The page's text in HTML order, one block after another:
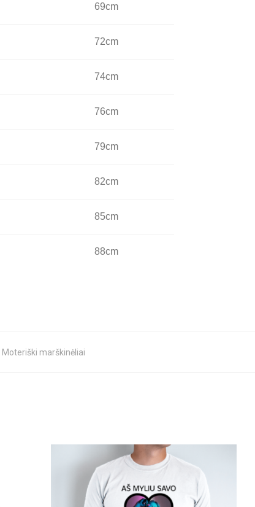
69cm
72cm
74cm
76cm
79cm
82cm
85cm
88cm
Moteriški marškinėliai